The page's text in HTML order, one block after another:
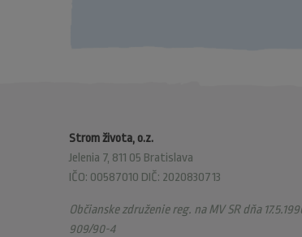
Strom života, o.z.
Jelenia 7, 811 05 Bratislava
IČO: 00587010 DIČ: 2020830713
Občianske združenie reg. na MV SR dňa
909/90-4